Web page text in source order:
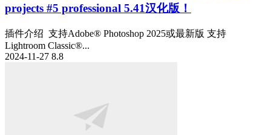
projects #5 professional 5.41汉化版！
插件介绍 支持Adobe® Photoshop 2025或最新版 支持
Lightroom Classic®...
2024-11-27 8.8